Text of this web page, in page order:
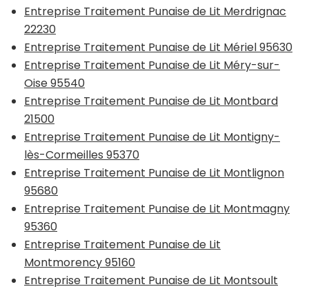
Entreprise Traitement Punaise de Lit Merdrignac
22230
Entreprise Traitement Punaise de Lit Mériel 95630
Entreprise Traitement Punaise de Lit Méry-sur-
Oise 95540
Entreprise Traitement Punaise de Lit Montbard
21500
Entreprise Traitement Punaise de Lit Montigny-
lès-Cormeilles 95370
Entreprise Traitement Punaise de Lit Montlignon
95680
Entreprise Traitement Punaise de Lit Montmagny
95360
Entreprise Traitement Punaise de Lit
Montmorency 95160
Entreprise Traitement Punaise de Lit Montsoult